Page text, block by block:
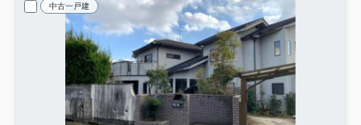
中古一戸建